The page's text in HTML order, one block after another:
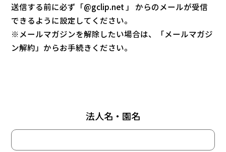
送信する前に必ず「@gclip.net 」 からのメールが受信
できるように設定してください。
※メールマガジンを解除したい場合は、「メールマガジ
ン解約 」からお手続きください。
法人名・園名